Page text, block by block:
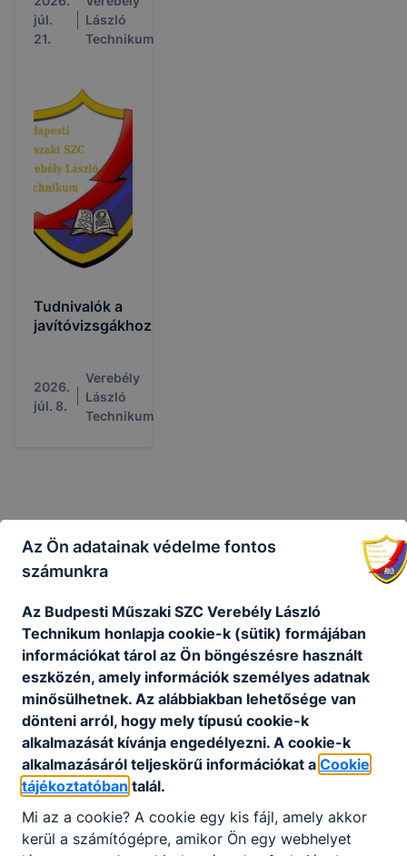
júl.
21.
László
Technikum
Tudnivalók a
javítóvizsgákhoz
2026.
júl. 8.
Verebély
László
Technikum
Partnereink
Az Ön adatainak védelme fontos
számunkra
Az Budpesti Műszaki SZC Verebély László
Technikum honlapja cookie-k (sütik) formájában
információkat tárol az Ön böngészésre használt
eszközén, amely információk személyes adatnak
minősülhetnek. Az alábbiakban lehetősége van
dönteni arról, hogy mely típusú cookie-k
alkalmazását kívánja engedélyezni. A cookie-k
alkalmazásáról teljeskörű információkat a Cookie
tájékoztatóban talál.
Mi az a cookie? A cookie egy kis fájl, amely akkor
kerül a számítógépre, amikor Ön egy webhelyet